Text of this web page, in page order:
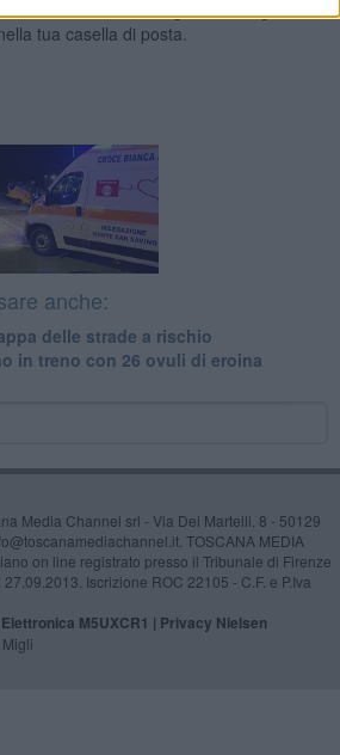
tua casella di posta.
anche:
delle strade a rischio
in treno con 26 ovuli di eroina
Media Channel srl - Via Dei Martelli, 8 - 50129
TOSCANA MEDIA
on line registrato presso il Tribunale di Firenze
Iscrizione ROC 22105 - C.F. e P.Iva
M5UXCR1 | Privacy Nielsen